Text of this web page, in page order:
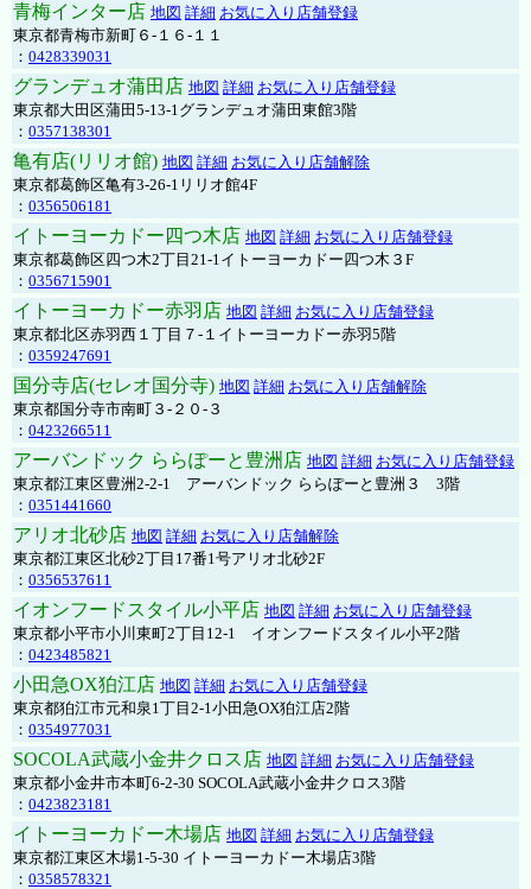
青梅インター店 地図 詳細 お気に入り店舗登録
東京都青梅市新町６-１６-１１
： 0428339031
グランデュオ蒲田店 地図 詳細 お気に入り店舗登録
東京都大田区蒲田5-13-1グランデュオ蒲田東館3階
： 0357138301
亀有店(リリオ館) 地図 詳細 お気に入り店舗解除
東京都葛飾区亀有3-26-1リリオ館4F
： 0356506181
イトーヨーカドー四つ木店 地図 詳細 お気に入り店舗登録
東京都葛飾区四つ木2丁目21-1イトーヨーカドー四つ木３F
： 0356715901
イトーヨーカドー赤羽店 地図 詳細 お気に入り店舗登録
東京都北区赤羽西１丁目７-１イトーヨーカドー赤羽5階
： 0359247691
国分寺店(セレオ国分寺) 地図 詳細 お気に入り店舗解除
東京都国分寺市南町３-２０-３
： 0423266511
アーバンドック ららぽーと豊洲店 地図 詳細 お気に入り店舗登録
東京都江東区豊洲2-2-1 アーバンドック ららぽーと豊洲３ 3階
： 0351441660
アリオ北砂店 地図 詳細 お気に入り店舗解除
東京都江東区北砂2丁目17番1号アリオ北砂2F
： 0356537611
イオンフードスタイル小平店 地図 詳細 お気に入り店舗登録
東京都小平市小川東町2丁目12-1 イオンフードスタイル小平2階
： 0423485821
小田急OX狛江店 地図 詳細 お気に入り店舗登録
東京都狛江市元和泉1丁目2-1小田急OX狛江店2階
： 0354977031
SOCOLA武蔵小金井クロス店 地図 詳細 お気に入り店舗登録
東京都小金井市本町6-2-30 SOCOLA武蔵小金井クロス3階
： 0423823181
イトーヨーカドー木場店 地図 詳細 お気に入り店舗登録
東京都江東区木場1-5-30 イトーヨーカドー木場店3階
： 0358578321